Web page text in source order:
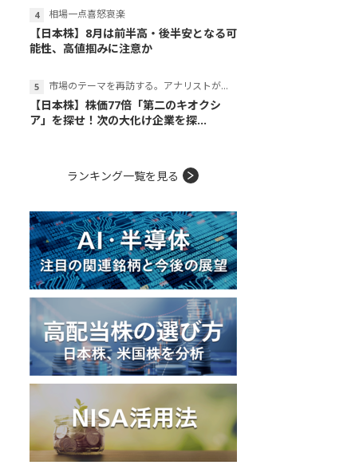
相場一点喜怒哀楽
【日本株】8月は前半高・後半安となる可
能性、高値掴みに注意か
市場のテーマを再訪する。アナリストが読み解くテーマの本質
【日本株】株価77倍「第二のキオクシ
ア」を探せ！次の大化け企業を探...
ランキング一覧を見る